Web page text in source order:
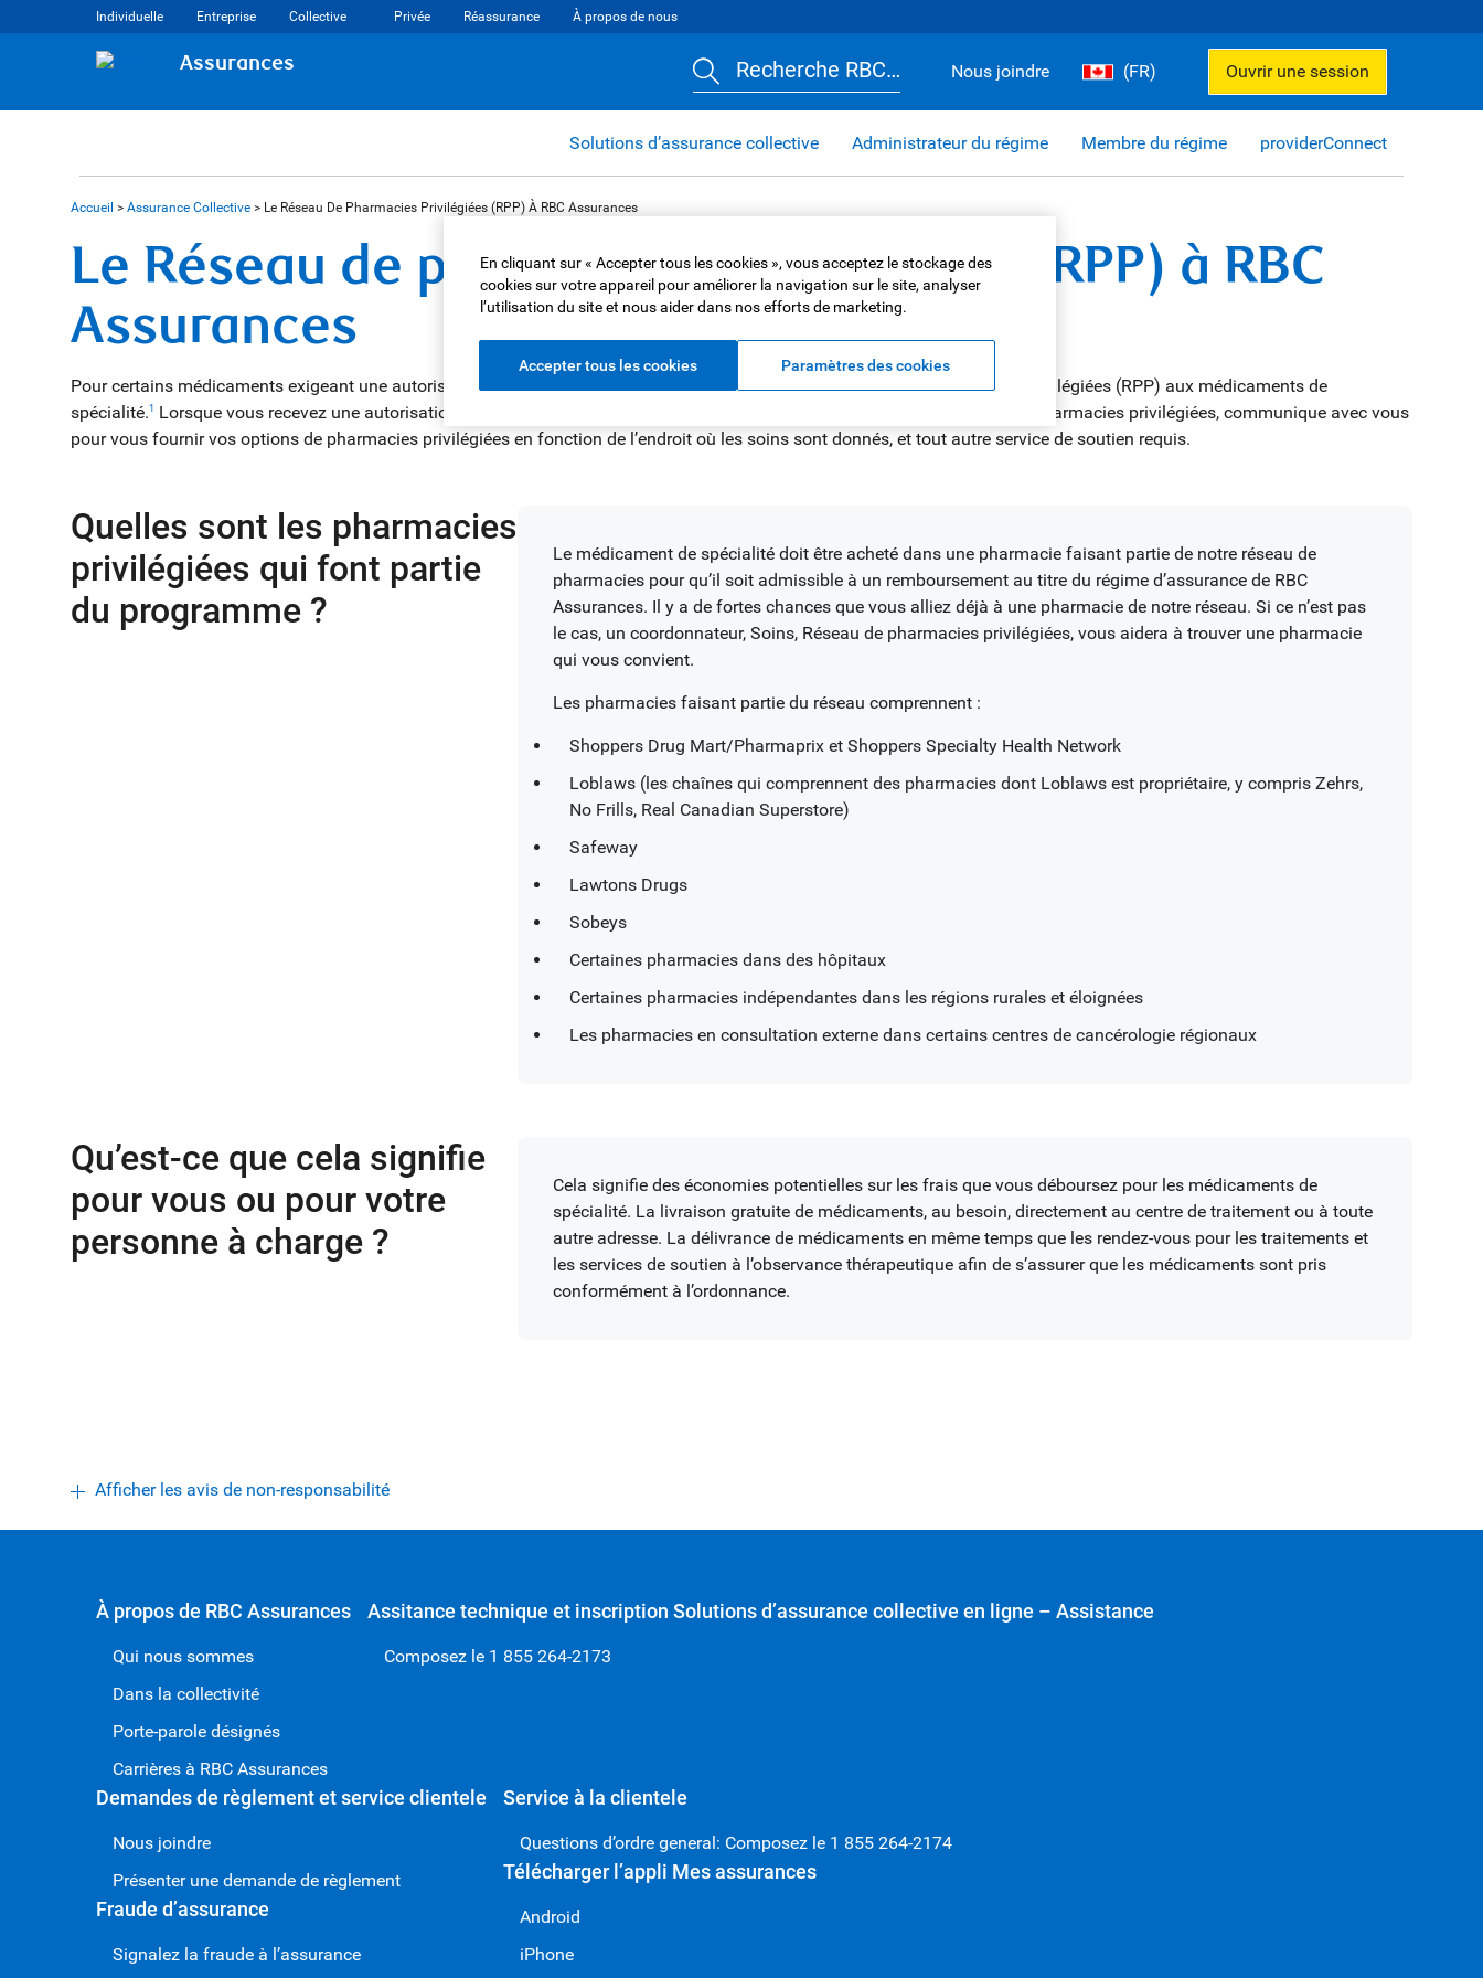
Individuelle Entreprise Collective Privée Réassurance À propos de nous
Assurances Recherche RBC… Nous joindre (FR) Ouvrir une session
Solutions d’assurance collective Administrateur du régime Membre du régime providerConnect
Accueil > Assurance Collective > Le Réseau De Pharmacies Privilégiées (RPP) À RBC Assurances
Le Réseau de pharmacies privilégiées (RPP) à RBC
Assurances
Pour certains médicaments exigeant une autorisation préalable, nous appliquons notre programme Réseau de pharmacies privilégiées (RPP) aux médicaments de
spécialité.1
Lorsque vous recevez une autorisation pour un médicament de spécialité, votre coordonnateur, Soins, Réseau de pharmacies privilégiées, communique avec vous
pour vous fournir vos options de pharmacies privilégiées en fonction de l’endroit où les soins sont donnés, et tout autre service de soutien requis.
Quelles sont les pharmacies
privilégiées qui font partie
du programme ?
Le médicament de spécialité doit être acheté dans une pharmacie faisant partie de notre réseau de
pharmacies pour qu’il soit admissible à un remboursement au titre du régime d’assurance de RBC
Assurances. Il y a de fortes chances que vous alliez déjà à une pharmacie de notre réseau. Si ce n’est pas
le cas, un coordonnateur, Soins, Réseau de pharmacies privilégiées, vous aidera à trouver une pharmacie
qui vous convient.
Les pharmacies faisant partie du réseau comprennent :
Shoppers Drug Mart/Pharmaprix et Shoppers Specialty Health Network
Loblaws (les chaînes qui comprennent des pharmacies dont Loblaws est propriétaire, y compris Zehrs,
No Frills, Real Canadian Superstore)
Safeway
Lawtons Drugs
Sobeys
Certaines pharmacies dans des hôpitaux
Certaines pharmacies indépendantes dans les régions rurales et éloignées
Les pharmacies en consultation externe dans certains centres de cancérologie régionaux
Qu’est-ce que cela signifie
pour vous ou pour votre
personne à charge ?
Cela signifie des économies potentielles sur les frais que vous déboursez pour les médicaments de
spécialité. La livraison gratuite de médicaments, au besoin, directement au centre de traitement ou à toute
autre adresse. La délivrance de médicaments en même temps que les rendez-vous pour les traitements et
les services de soutien à l’observance thérapeutique afin de s’assurer que les médicaments sont pris
conformément à l’ordonnance.
Afficher les avis de non-responsabilité
À propos de RBC Assurances
Qui nous sommes
Dans la collectivité
Porte-parole désignés
Carrières à RBC Assurances
Assitance technique et inscription Solutions d’assurance collective en ligne – Assistance
Composez le 1 855 264-2173
Demandes de règlement et service clientele
Nous joindre
Présenter une demande de règlement
Fraude d’assurance
Signalez la fraude à l’assurance
Service à la clientele
Questions d’ordre general: Composez le 1 855 264-2174
Télécharger l’appli Mes assurances
Android
iPhone
En cliquant sur « Accepter tous les cookies », vous acceptez le stockage des
cookies sur votre appareil pour améliorer la navigation sur le site, analyser
l’utilisation du site et nous aider dans nos efforts de marketing.
Accepter tous les cookies Paramètres des cookies